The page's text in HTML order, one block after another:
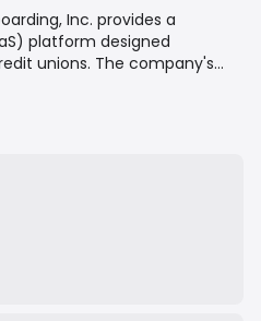
Inc. provides a
platform designed
unions. The company's
deepen customer
and services. The platform
new and existing customers
as account activation,
service enrollment,
and profitability.